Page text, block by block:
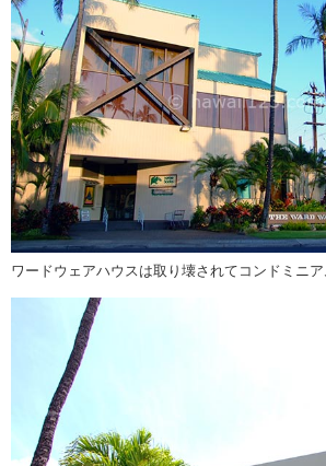
ワードウェアハウスは取り壊されてコンドミニア